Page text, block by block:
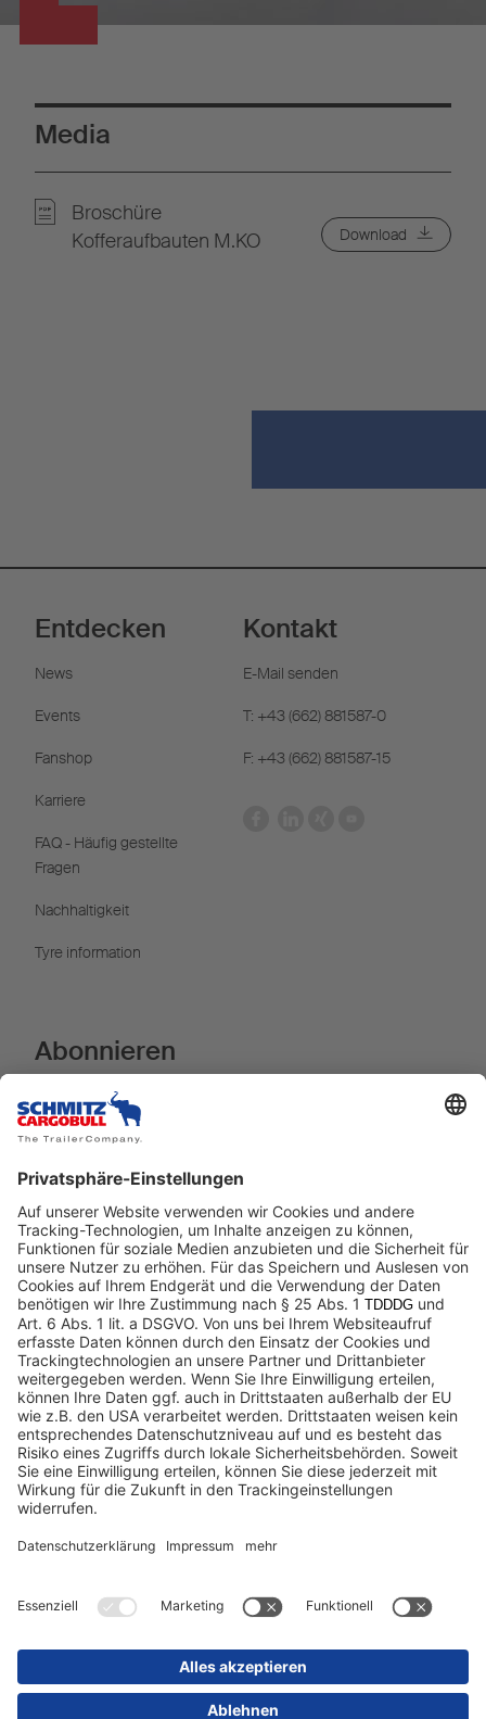
Media
Broschüre
Kofferaufbauten M.KO
Download
Entdecken
News
Events
Fanshop
Karriere
FAQ - Häufig gestellte
Fragen
Nachhaltigkeit
Tyre information
Kontakt
E-Mail senden
T: +43 (662) 881587-0
F: +43 (662) 881587-15
Abonnieren
DatenschutzImpressum / Rechtliche Hinweise
© 2025 Schmitz Cargobull. All Rights Reserved